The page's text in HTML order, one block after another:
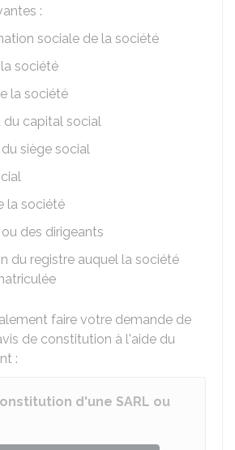
:
sociale de la société
société
la société
du capital social
siège social
la société
des dirigeants
du registre auquel la société
faire votre demande de
de constitution à l'aide du
:
d'une SARL ou